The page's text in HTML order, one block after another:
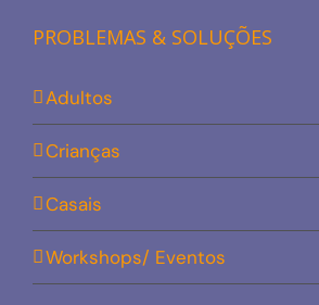
PROBLEMAS & SOLUÇÕES
Adultos
Crianças
Casais
Workshops/ Eventos